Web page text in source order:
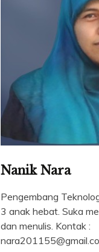
Nanik Nara
Pengembang
3 anak hebat. Suka
dan menulis. Kontak :